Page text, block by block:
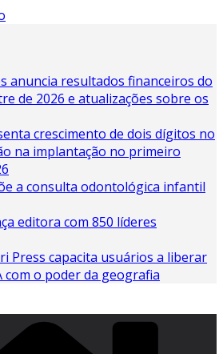
anuncia resultados financeiros do
de 2026 e atualizações sobre os
crescimento de dois dígitos no
na implantação no primeiro
a consulta odontológica infantil
editora com 850 líderes
Press capacita usuários a liberar
​​com o poder da geografia